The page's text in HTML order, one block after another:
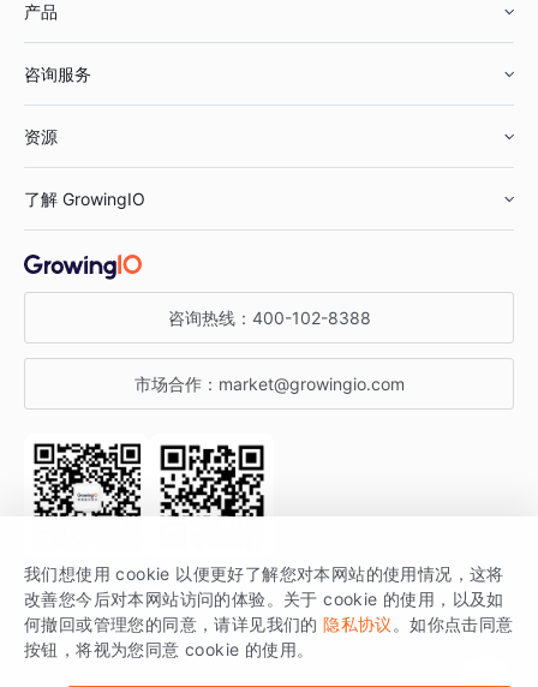
鞋服行业
汽车行业
金融行业
产品
智能运营
获客分析
咨询服务
资源
增长公开课
增长博客
开发者文档
SDK 文档
场景指南
了解 GrowingIO
关于 GrowingIO
增长大会
行业活动
咨询热线： 400-102-8388
市场合作： market@growingio.com
关注公众号 获取更多干货
GrowingIO 是专注于数据智能分析与增长的品牌，核心平台为 GrowingIO
分析云。
我们想使用 cookie 以便更好了解您对本网站的使用情况，这将
改善您今后对本网站访问的体验。关于 cookie 的使用，以及如
何撤回或管理您的同意，请详见我们的 隐私协议 。如你点击同意
按钮，将视为您同意 cookie 的使用。